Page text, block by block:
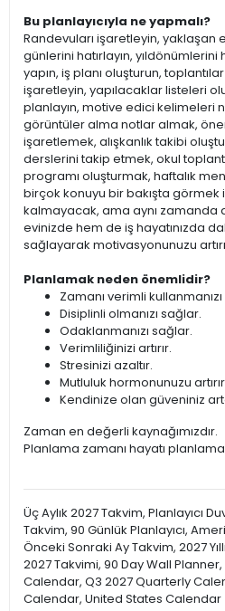
Bu planlayıcıyla ne yapmalı?
Randevuları işaretleyin, yaklaşan
günlerini hatırlayın, yıldönümlerini
yapın, iş planı oluşturun,
işaretleyin, yapılacaklar listeleri
planlayın, motive edici kelimeleri
görüntüler alma notlar almak,
işaretlemek, alışkanlık takibi
derslerini takip etmek, okul
programı oluşturmak, haftalık
birçok konuyu bir bakışta görmek
kalmayacak, ama aynı zamanda
evinizde hem de iş hayatınızda
sağlayarak motivasyonunuzu
Planlamak neden önemlidir?
Zamanı verimli
Disiplinli olmanızı sağlar.
Odaklanmanızı sağlar.
Verimliliğinizi artırır.
Stresinizi azaltır.
Mutluluk hormonunuzu
Kendinize olan güveniniz
Zaman en değerli kaynağımızdır.
Planlama zamanı hayatı
Üç Aylık 2027 Takvim, Planlayıcı
Takvim, 90 Günlük Planlayıcı,
Önceki Sonraki Ay Takvim, 2027
2027 Takvimi, 90 Day Wall
Calendar, Q3 2027 Quarterly
Calendar, United States Calendar